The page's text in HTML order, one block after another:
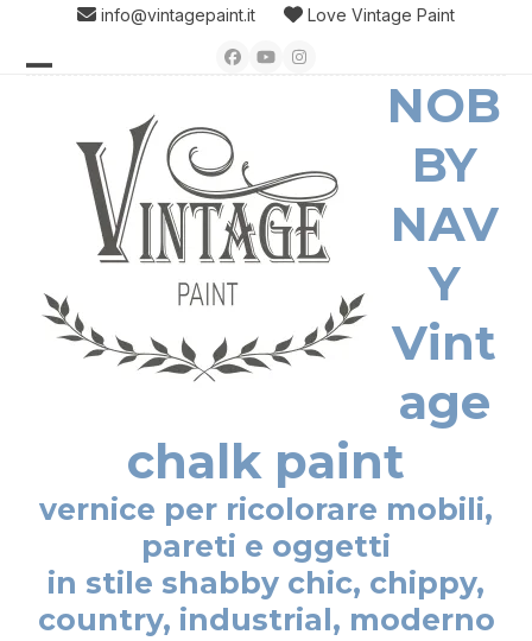
content
info@vintagepaint.it Love Vintage Paint
Facebook
YouTubeInstagram
menu
menu
NOB
BY
NAV
Y
Vint
age
chalk paint
vernice per ricolorare mobili,
pareti e oggetti
in stile shabby chic, chippy,
country, industrial, moderno